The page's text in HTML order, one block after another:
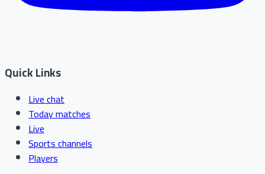
Quick Links
Live chat
Today matches
Live
Sports channels
Players